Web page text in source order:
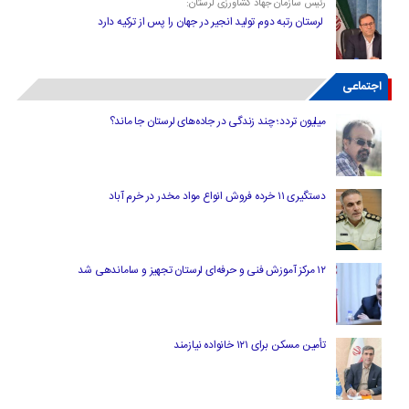
رئیس سازمان جهاد کشاورزی لرستان:
لرستان رتبه دوم تولید انجیر در جهان را پس از ترکیه دارد
اجتماعی
میلیون تردد؛ چند زندگی در جاده‌های لرستان جا ماند؟
دستگیری ۱۱ خرده فروش انواع مواد مخدر در خرم آباد
۱۲ مرکز آموزش فنی و حرفه‌ای لرستان تجهیز و ساماندهی شد
تأمین مسکن برای ۱۲۱ خانواده نیازمند